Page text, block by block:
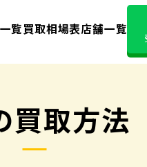
覧買取相場表店舗一覧
買取方法